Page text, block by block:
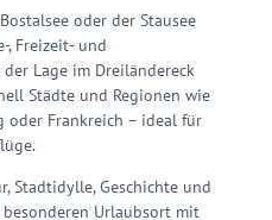
oder der Stausee
, Freizeit- und
Lage im Dreiländereck
Städte und Regionen wie
oder Frankreich – ideal für
Stadtidylle, Geschichte und
Urlaubsort mit